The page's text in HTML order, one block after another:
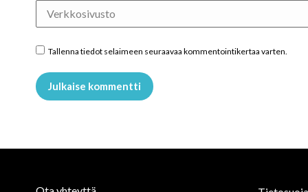
Verkkosivusto
Tallenna tiedot selaimeen seuraavaa kommentointikertaa varten.
Julkaise kommentti